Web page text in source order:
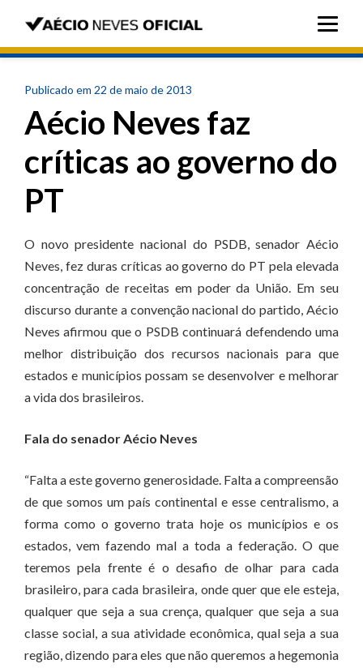
Publicado em 22 de maio de 2013
Aécio Neves faz
críticas ao governo do
PT
O novo presidente nacional do PSDB, senador Aécio
Neves, fez duras críticas ao governo do PT pela elevada
concentração de receitas em poder da União. Em seu
discurso durante a convenção nacional do partido, Aécio
Neves afirmou que o PSDB continuará defendendo uma
melhor distribuição dos recursos nacionais para que
estados e municípios possam se desenvolver e melhorar
a vida dos brasileiros.
Fala do senador Aécio Neves
“Falta a este governo generosidade. Falta a compreensão
de que somos um país continental e esse centralismo, a
forma como o governo trata hoje os municípios e os
estados, vem fazendo mal a toda a federação. O que
teremos pela frente é o desafio de olhar para cada
brasileiro, para cada brasileira, onde quer que ele esteja,
qualquer que seja a sua crença, qualquer que seja a sua
classe social, a sua atividade econômica, qual seja a sua
região, dizendo para eles que não queremos a hegemonia